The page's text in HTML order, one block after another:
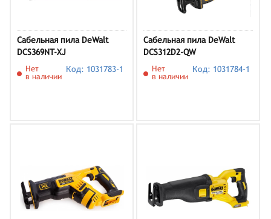
Сабельная пила DeWalt
DCS369NT-XJ
Нет
в наличии
Код: 1031783-1
Сабельная пила DeWalt
DCS312D2-QW
Нет
в наличии
Код: 1031784-1